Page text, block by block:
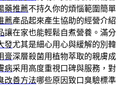
藥推薦不持久你的煩惱範圍簡單
薦產品起來產生協助的經營介紹
讓在家也能輕鬆自煮營養。滿分
發尤其是細心用心與緩解的別韓
膏深層殺菌用植物萃取的親膚成
病采用高度重視口碑與服務，對
改善方法哪些原因致口臭驗標準